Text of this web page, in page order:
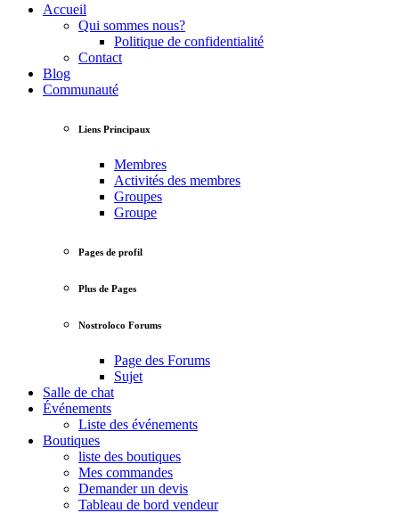
Accueil
Qui sommes nous?
Politique de confidentialité
Contact
Blog
Communauté
Liens Principaux
Membres
Activités des membres
Groupes
Groupe
Pages de profil
Plus de Pages
Nostroloco Forums
Page des Forums
Sujet
Salle de chat
Événements
Liste des événements
Boutiques
liste des boutiques
Mes commandes
Demander un devis
Tableau de bord vendeur